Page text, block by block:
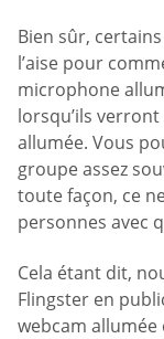
Bien sûr,
l’aise pour
microphone
lorsqu’ils verront
allumée. Vous
groupe assez
toute façon, ce
personnes avec
Cela étant dit,
Flingster en
webcam